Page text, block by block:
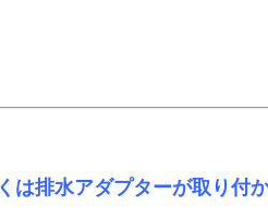
は排水アダプターが取り付